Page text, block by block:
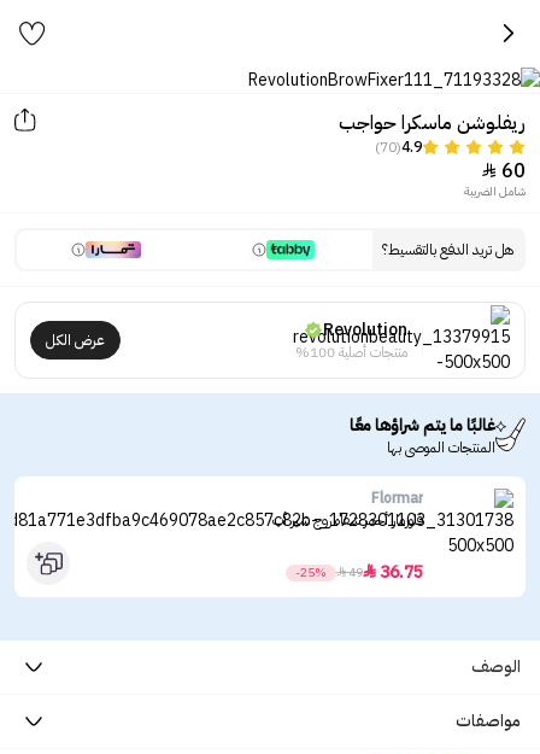
ريفلوشن ماسكرا حواجب
4.9
(70)
60

شامل الضريبة
هل تريد الدفع بالتقسيط؟
Revolution
منتجات أصلية 100%
عرض الكل
غالبًا ما يتم شراؤها معًا
المنتجات الموصى بها
Flormar
فلورمار أحمر شفاه روج شير أب
36.75

49

-25%
الوصف
مواصفات